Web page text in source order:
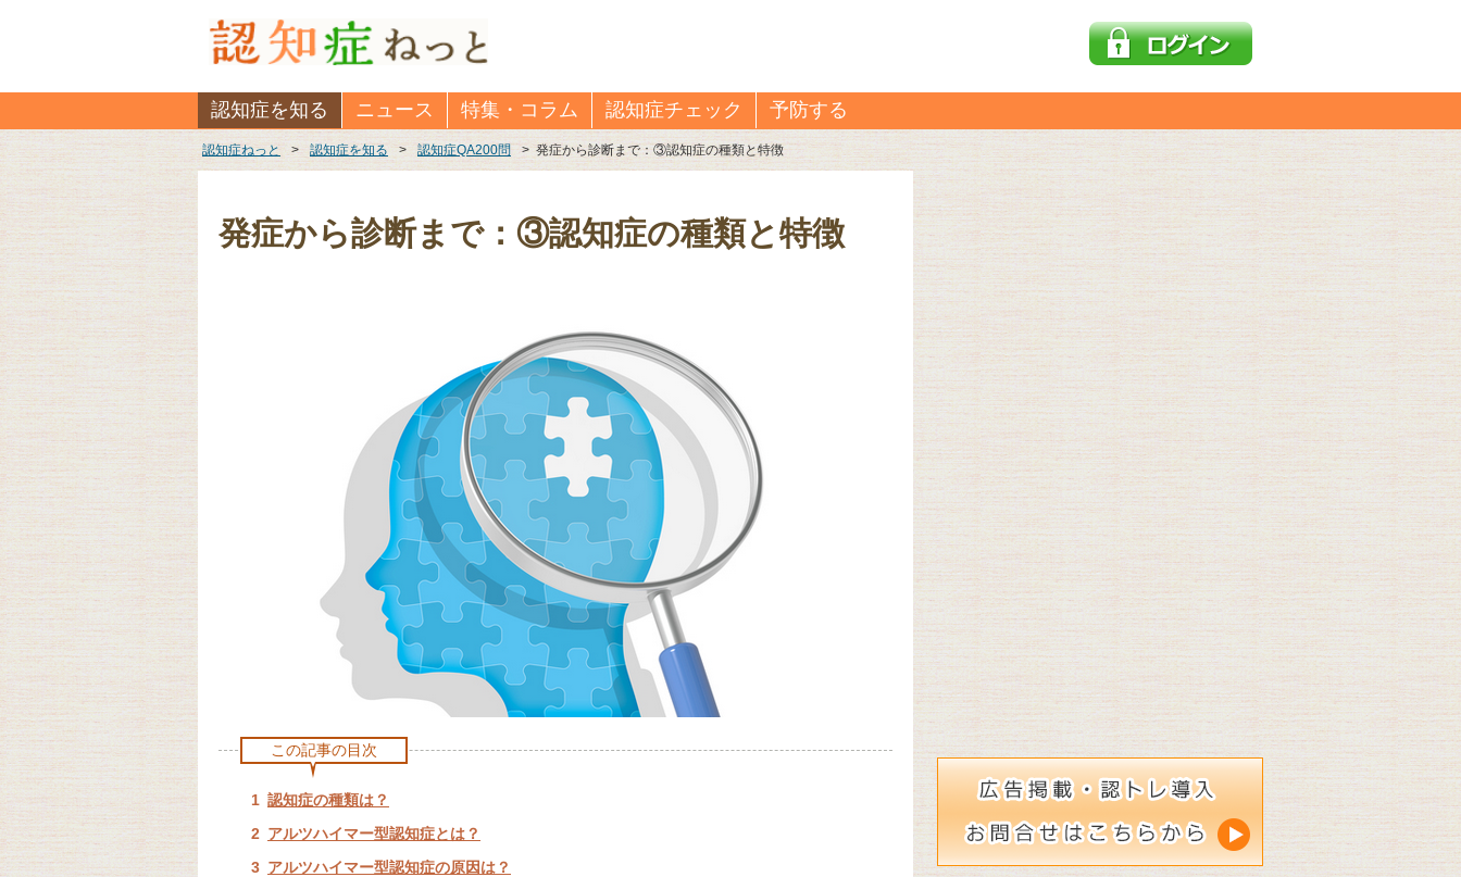
認知症を知る ニュース 特集・コラム 認知症チェック 予防する
認知症ねっと > 認知症を知る > 認知症QA200問 > 発症から診断まで：③認知症の種類と特徴
発症から診断まで：③認知症の種類と特徴
この記事の目次
認知症の種類は？
アルツハイマー型認知症とは？
アルツハイマー型認知症の原因は？